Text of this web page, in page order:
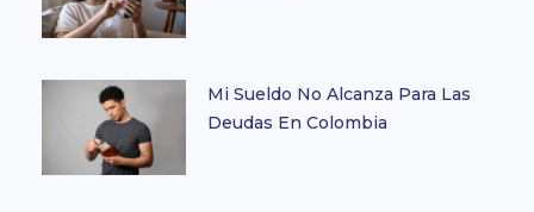
Mi Sueldo No Alcanza Para Las
Deudas En Colombia